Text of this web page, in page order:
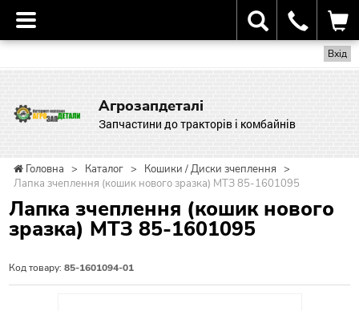
Вхід
Агрозапдеталі
Запчастини до тракторів і комбайнів
Головна > Каталог > Кошики / Диски зчеплення >
Лапка зчеплення (кошик нового зразка) МТЗ 85-1601095
Лапка зчеплення (кошик нового
зразка) МТЗ 85-1601095
Код товару: 85-1601094-01